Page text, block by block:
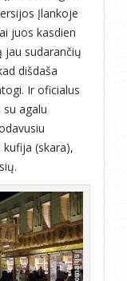
Įlankoje
juos kasdien
jau sudarančių
dišdaša
Ir oficialus
agalu
(skara),